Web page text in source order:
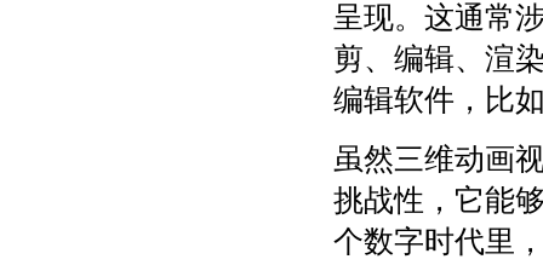
呈现。这通常
剪、编辑、渲
编辑软件，比
虽然三维动画
挑战性，它能
个数字时代里